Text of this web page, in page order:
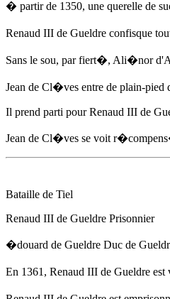
� partir de 1350, une querelle de
Renaud III de Gueldre confisque
Sans le sou, par fiert�, Ali�nor
Jean de Cl�ves entre de plain-pied
Il prend parti pour Renaud III de
Jean de Cl�ves se voit
Bataille de Tiel
Renaud III de Gueldre Prisonnier
�douard de Gueldre Duc de
En 1361 , Renaud III de Gueldre